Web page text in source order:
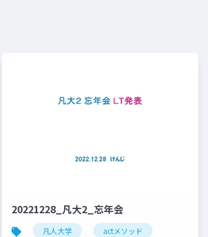
20221228_凡大2_忘年会
凡人大学 actメソッド